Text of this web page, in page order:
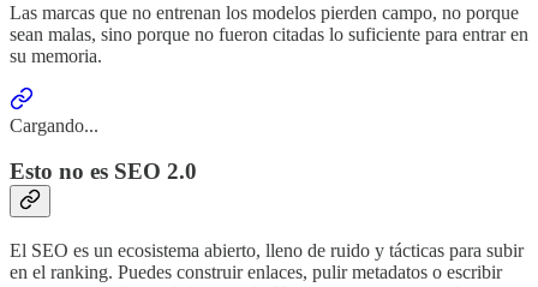
Las marcas que no entrenan los modelos pierden campo, no porque
sean malas, sino porque no fueron citadas lo suficiente para entrar en
su memoria.
Cargando...
Esto no es SEO 2.0
El SEO es un ecosistema abierto, lleno de ruido y tácticas para subir
en el ranking. Puedes construir enlaces, pulir metadatos o escribir